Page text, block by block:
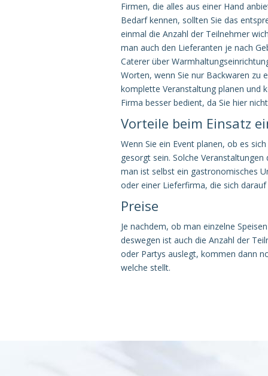
Firmen, die alles aus einer Hand
Bedarf kennen, sollten Sie das
einmal die Anzahl der Teilnehmer
man auch den Lieferanten je nach
Caterer über
Worten, wenn Sie nur Backwaren zu
komplette Veranstaltung planen und
Firma besser bedient, da Sie hier
Vorteile beim Einsatz
Wenn Sie ein Event planen, ob es
gesorgt sein. Solche
man ist selbst ein gastronomisches
oder einer Lieferfirma, die sich
Preise
Je nachdem, ob man einzelne
deswegen ist auch die Anzahl der
oder Partys auslegt, kommen dann
welche stellt.